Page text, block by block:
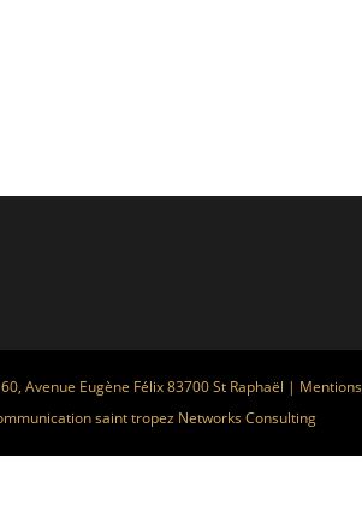
Avenue Eugène Félix 83700 St Raphaël | Mentions
saint tropez Networks Consulting